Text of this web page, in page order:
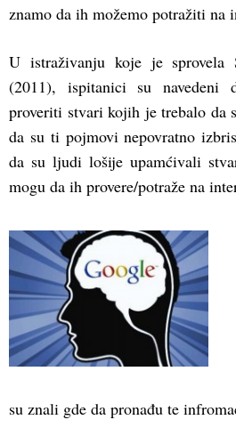
znamo da ih možemo potražiti na
U istraživanju koje je sprovela
(2011), ispitanici su
proveriti stvari kojih je trebalo da
da su ti pojmovi nepovratno
da su ljudi lošije upamćivali
mogu da ih provere/potraže na
su znali gde da pronađu te